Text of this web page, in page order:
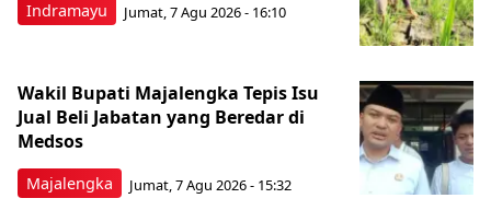
Indramayu Jumat, 7 Agu 2026 - 16:10
Majalengka
Wakil Bupati Majalengka Tepis Isu
Jual Beli Jabatan yang Beredar di
Medsos
Jumat, 7 Agu 2026 - 15:32